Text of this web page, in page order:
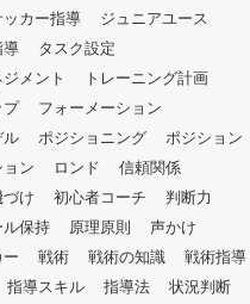
い。
カー指導
ジュニアユース
導
タスク設定
メント
トレーニング計画
プ
フォーメーション
ル
ポジショニング
ポジション
ン
ロンド
信頼関係
け
初心者コーチ
判断力
ル保持
原理原則
声かけ
ー
戦術 戦術の知識
戦術指導
指導スキル 指導法
状況判断